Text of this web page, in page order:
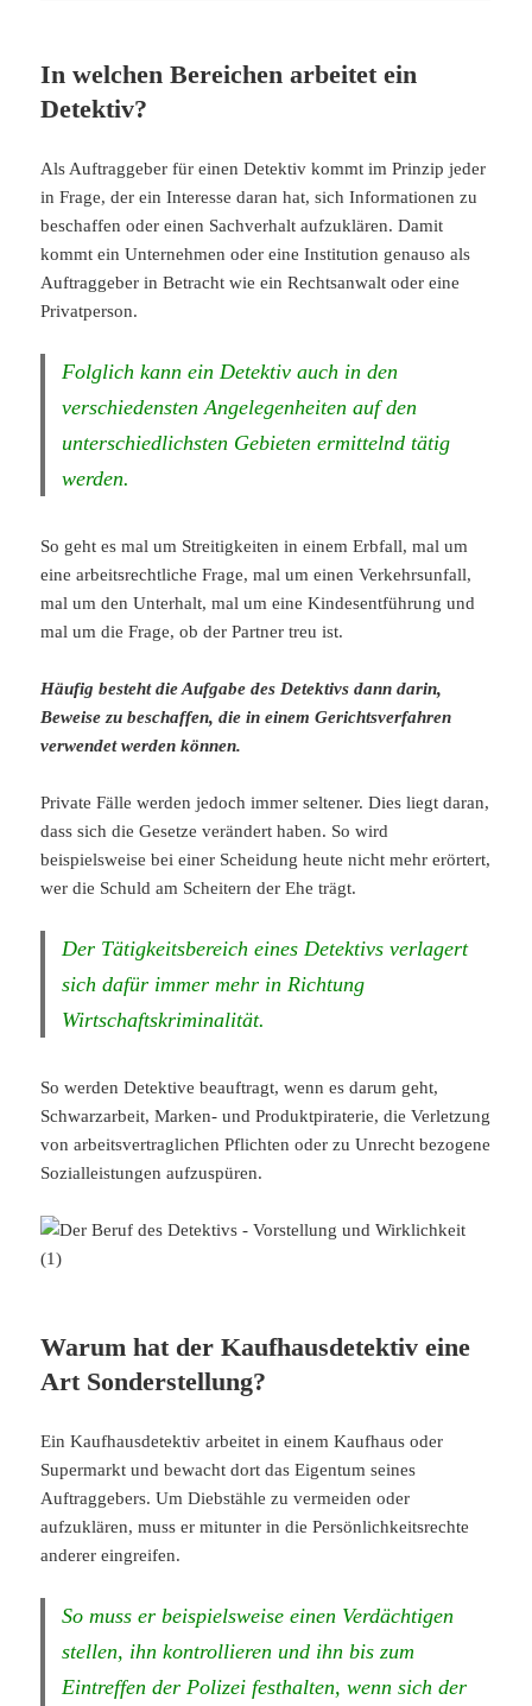
In welchen Bereichen arbeitet ein
Detektiv?
Als Auftraggeber für einen Detektiv kommt im Prinzip jeder
in Frage, der ein Interesse daran hat, sich Informationen zu
beschaffen oder einen Sachverhalt aufzuklären. Damit
kommt ein Unternehmen oder eine Institution genauso als
Auftraggeber in Betracht wie ein Rechtsanwalt oder eine
Privatperson.
Folglich kann ein Detektiv auch in den
verschiedensten Angelegenheiten auf den
unterschiedlichsten Gebieten ermittelnd tätig
werden.
So geht es mal um Streitigkeiten in einem Erbfall, mal um
eine arbeitsrechtliche Frage, mal um einen Verkehrsunfall,
mal um den Unterhalt, mal um eine Kindesentführung und
mal um die Frage, ob der Partner treu ist.
Häufig besteht die Aufgabe des Detektivs dann darin,
Beweise zu beschaffen, die in einem Gerichtsverfahren
verwendet werden können.
Private Fälle werden jedoch immer seltener. Dies liegt daran,
dass sich die Gesetze verändert haben. So wird
beispielsweise bei einer Scheidung heute nicht mehr erörtert,
wer die Schuld am Scheitern der Ehe trägt.
Der Tätigkeitsbereich eines Detektivs verlagert
sich dafür immer mehr in Richtung
Wirtschaftskriminalität.
So werden Detektive beauftragt, wenn es darum geht,
Schwarzarbeit, Marken- und Produktpiraterie, die Verletzung
von arbeitsvertraglichen Pflichten oder zu Unrecht bezogene
Sozialleistungen aufzuspüren.
Warum hat der Kaufhausdetektiv eine
Art Sonderstellung?
Ein Kaufhausdetektiv arbeitet in einem Kaufhaus oder
Supermarkt und bewacht dort das Eigentum seines
Auftraggebers. Um Diebstähle zu vermeiden oder
aufzuklären, muss er mitunter in die Persönlichkeitsrechte
anderer eingreifen.
So muss er beispielsweise einen Verdächtigen
stellen, ihn kontrollieren und ihn bis zum
Eintreffen der Polizei festhalten, wenn sich der